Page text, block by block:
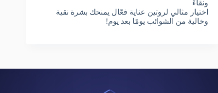
ونقاءً
اختيار مثالي لروتين عناية فعّال يمنحك بشرة نقية
وخالية من الشوائب يومًا بعد يوم!